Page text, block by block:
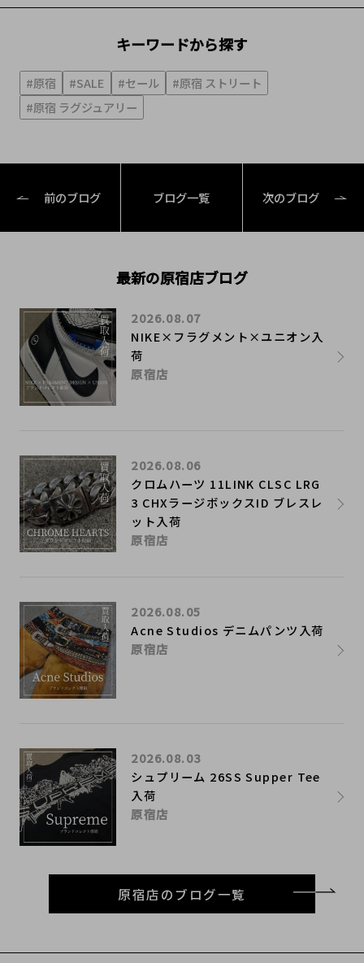
キーワードから探す
#原宿 #SALE #セール
#原宿 ストリート
#原宿 ラグジュアリー
前のブログ ブログ一覧 次のブログ
最新の原宿店ブログ
NIKE×フラグメント×ユニオン入
荷
2026.08.07
原宿店
クロムハーツ 11LINK CLSC LRG
3 CHXラージボックスID ブレスレ
ット入荷
2026.08.06
原宿店
Acne Studios デニムパンツ入荷
2026.08.05
原宿店
シュプリーム 26SS Supper Tee
入荷
2026.08.03
原宿店
原宿店のブログ一覧